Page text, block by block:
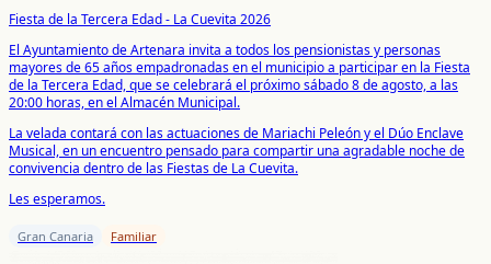
Fiesta de la Tercera Edad - La Cuevita 2026
El Ayuntamiento de Artenara invita a todos los pensionistas y personas
mayores de 65 años empadronadas en el municipio a participar en la Fiesta
de la Tercera Edad, que se celebrará el próximo sábado 8 de agosto, a las
20:00 horas, en el Almacén Municipal.
La velada contará con las actuaciones de Mariachi Peleón y el Dúo Enclave
Musical, en un encuentro pensado para compartir una agradable noche de
convivencia dentro de las Fiestas de La Cuevita.
Les esperamos.
Gran Canaria Familiar